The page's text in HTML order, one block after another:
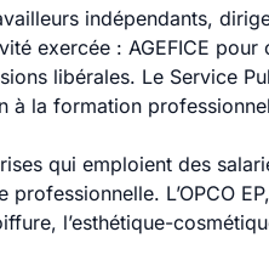
indépendants,
exercée : AGEFICE pour
libérales. Le Service
à la formation
qui emploient des
L’OPCO
l’esthétique-